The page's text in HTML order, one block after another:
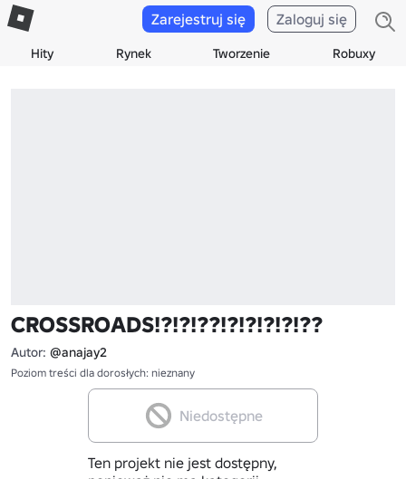
Hity Rynek Tworzenie Robuxy
Zarejestruj się Zaloguj się
CROSSROADS!?!?!??!?!?!?!?!??
Autor: @anajay2
Poziom treści dla dorosłych: nieznany
Niedostępne
Ten projekt nie jest dostępny,